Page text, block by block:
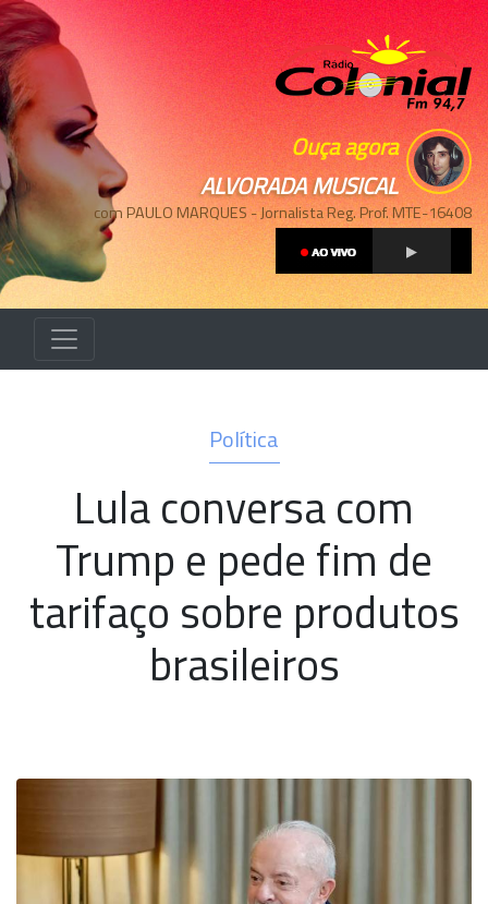
Ouça agora
ALVORADA MUSICAL
com PAULO MARQUES - Jornalista Reg. Prof. MTE-16408
Política
Lula conversa com
Trump e pede fim de
tarifaço sobre produtos
brasileiros